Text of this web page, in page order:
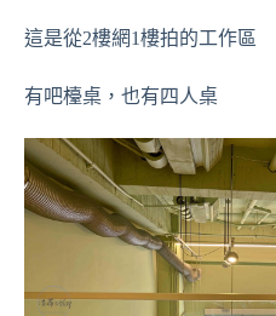
這是從2樓網1樓拍的工作區
有吧檯桌，也有四人桌